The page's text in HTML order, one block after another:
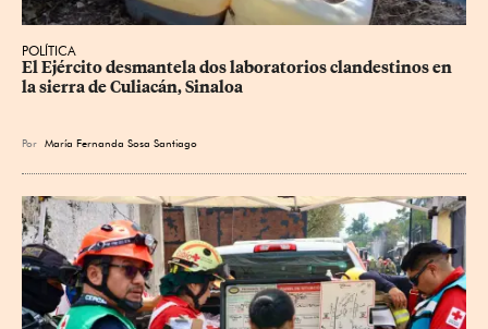
POLÍTICA
El Ejército desmantela dos laboratorios clandestinos en
la sierra de Culiacán, Sinaloa
Por María Fernanda Sosa Santiago